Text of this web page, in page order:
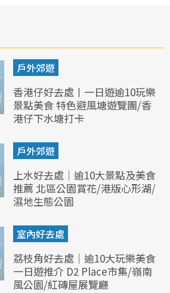
戶外郊遊
香港仔好去處丨一日遊逾10玩樂
景點美食 特色避風塘遊覽團/香
港仔下水塘打卡
戶外郊遊
上水好去處｜逾10大景點及美食
推薦 北區公園賞花/港版心形湖/
濕地生態公園
室內好去處
荔枝角好去處｜逾10大玩樂美食
一日遊推介 D2 Place市集/嶺南
風公園/紅磚屋展覽廳